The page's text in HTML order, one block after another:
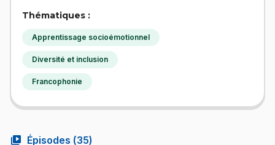
Thématiques :
Apprentissage socioémotionnel
Diversité et inclusion
Francophonie
video_library Épisodes (35)